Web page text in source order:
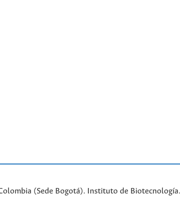
(Sede Bogotá). Instituto de